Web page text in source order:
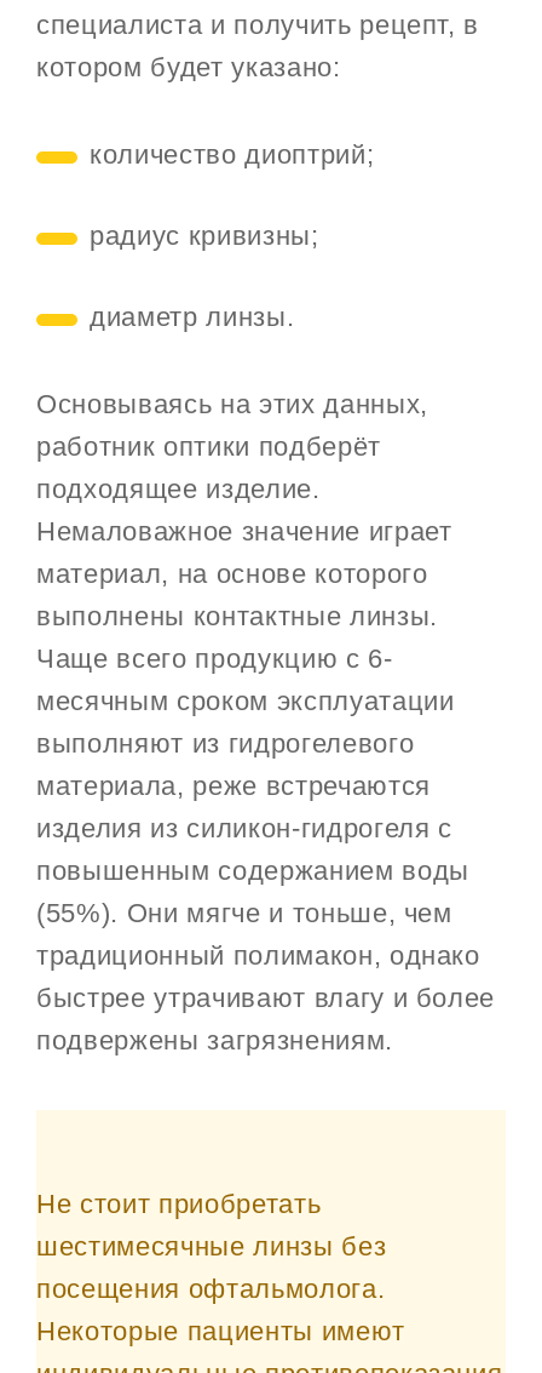
специалиста и получить рецепт, в
котором будет указано:
количество диоптрий;
радиус кривизны;
диаметр линзы.
Основываясь на этих данных,
работник оптики подберёт
подходящее изделие.
Немаловажное значение играет
материал, на основе которого
выполнены контактные линзы.
Чаще всего продукцию с 6-
месячным сроком эксплуатации
выполняют из гидрогелевого
материала, реже встречаются
изделия из силикон-гидрогеля с
повышенным содержанием воды
(55%). Они мягче и тоньше, чем
традиционный полимакон, однако
быстрее утрачивают влагу и более
подвержены загрязнениям.
Не стоит приобретать
шестимесячные линзы без
посещения офтальмолога.
Некоторые пациенты имеют